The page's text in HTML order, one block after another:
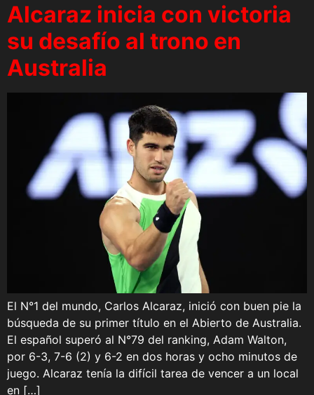
Alcaraz inicia con victoria
su desafío al trono en
Australia
El N°1 del mundo, Carlos Alcaraz, inició con buen pie la
búsqueda de su primer título en el Abierto de Australia.
El español superó al N°79 del ranking, Adam Walton,
por 6-3, 7-6 (2) y 6-2 en dos horas y ocho minutos de
juego. Alcaraz tenía la difícil tarea de vencer a un local
en […]